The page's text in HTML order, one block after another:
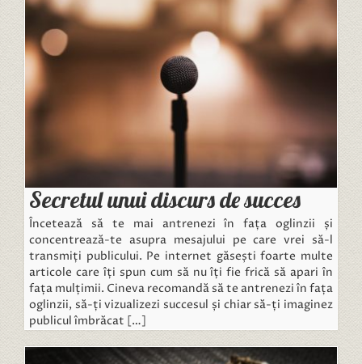
Secretul unui discurs de succes
Încetează să te mai antrenezi în fața oglinzii și
concentrează-te asupra mesajului pe care vrei să-l
transmiți publicului. Pe internet găsești foarte multe
articole care îți spun cum să nu îți fie frică să apari în
fața mulțimii. Cineva recomandă să te antrenezi în fața
oglinzii, să-ți vizualizezi succesul și chiar să-ți imaginez
publicul îmbrăcat […]